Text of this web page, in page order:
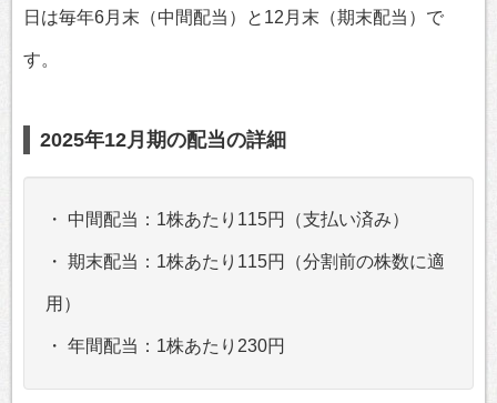
日は毎年6月末（中間配当）と12月末（期末配当）で
す。
2025年12月期の配当の詳細
・ 中間配当：1株あたり115円（支払い済み）
・ 期末配当：1株あたり115円（分割前の株数に適
用）
・ 年間配当：1株あたり230円